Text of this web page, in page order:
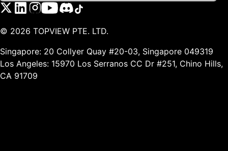
© 2026 TOPVIEW PTE. LTD.
Singapore: 20 Collyer Quay #20-03, Singapore 049319
Los Angeles: 15970 Los Serranos CC Dr #251, Chino Hills,
CA 91709